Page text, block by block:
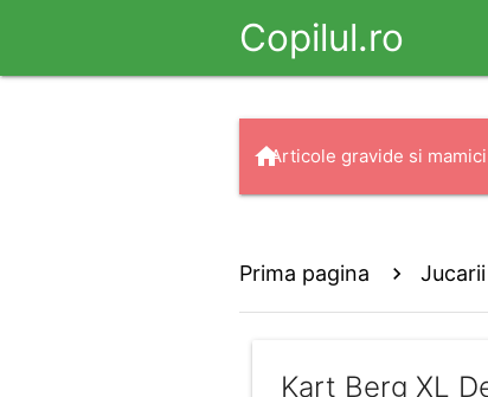
Copilul.ro
homeArticole gravide si mamici
Prima pagina Jucarii
Kart Berg XL